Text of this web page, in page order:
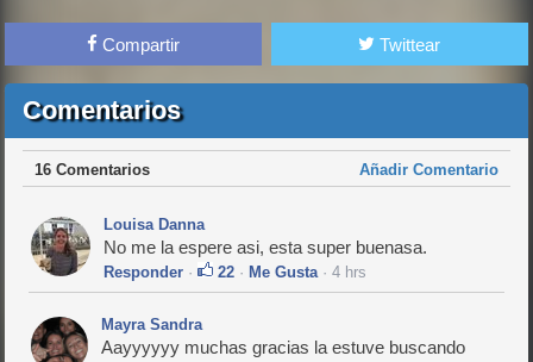
Compartir Twittear
Comentarios
16 Comentarios Añadir Comentario
Louisa Danna
No me la espere asi, esta super buenasa.
Responder · 22 · Me Gusta· 4 hrs
Mayra Sandra
Aayyyyyy muchas gracias la estuve buscando